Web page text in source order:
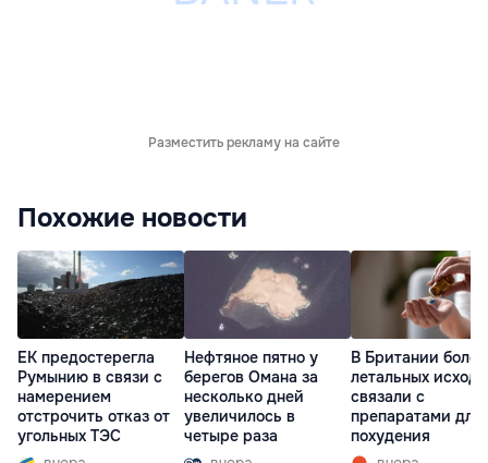
Разместить рекламу на сайте
Похожие новости
ЕК предостерегла
Румынию в связи с
намерением
отстрочить отказ от
угольных ТЭС
Нефтяное пятно у
берегов Омана за
несколько дней
увеличилось в
четыре раза
В Британии
летальных
связали с
препаратами для
похудения